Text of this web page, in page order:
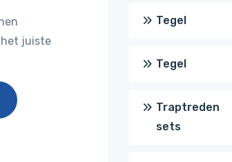
het juiste
Tegel
Tegel
Traptreden
sets